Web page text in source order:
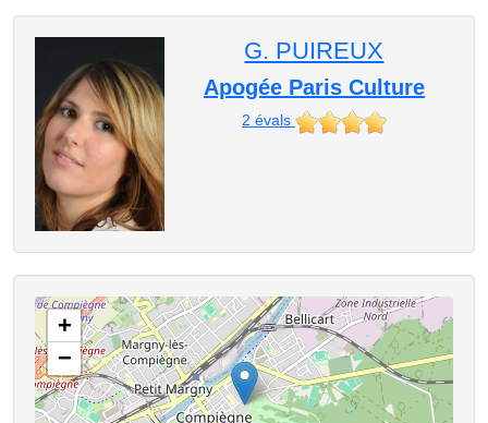
G. PUIREUX
Apogée Paris Culture
2 évals
+
−